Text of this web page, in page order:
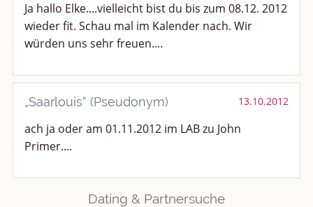
Ja hallo Elke....vielleicht bist du bis zum 08.12. 2012
wieder fit. Schau mal im Kalender nach. Wir
würden uns sehr freuen....
„Saarlouis“ (Pseudonym) 13.10.2012
ach ja oder am 01.11.2012 im LAB zu John
Primer....
Dating & Partnersuche